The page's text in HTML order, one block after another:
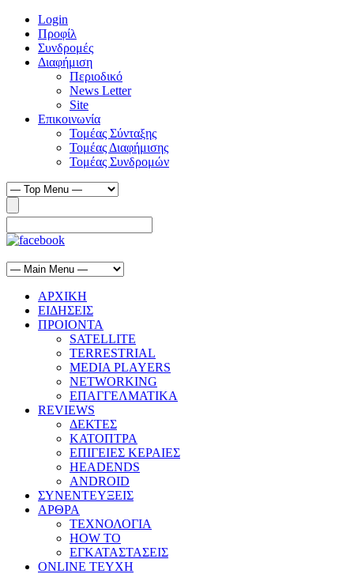
Login
Προφίλ
Συνδρομές
Διαφήμιση
Περιοδικό
News Letter
Site
Επικοινωνία
Τομέας Σύνταξης
Τομέας Διαφήμισης
Τομέας Συνδρομών
ΑΡΧΙΚΗ
ΕΙΔΗΣΕΙΣ
ΠΡΟΙΟΝΤΑ
SATELLITE
TERRESTRIAL
MEDIA PLAYERS
NETWORKING
ΕΠΑΓΓΕΛΜΑΤΙΚΑ
REVIEWS
ΔΕΚΤΕΣ
ΚΑΤΟΠΤΡΑ
ΕΠΙΓΕΙΕΣ ΚΕΡΑΙΕΣ
HEADENDS
ANDROID
ΣΥΝΕΝΤΕΥΞΕΙΣ
ΑΡΘΡΑ
ΤΕΧΝΟΛΟΓΙΑ
HOW TO
ΕΓΚΑΤΑΣΤΑΣΕΙΣ
ONLINE TEYXH